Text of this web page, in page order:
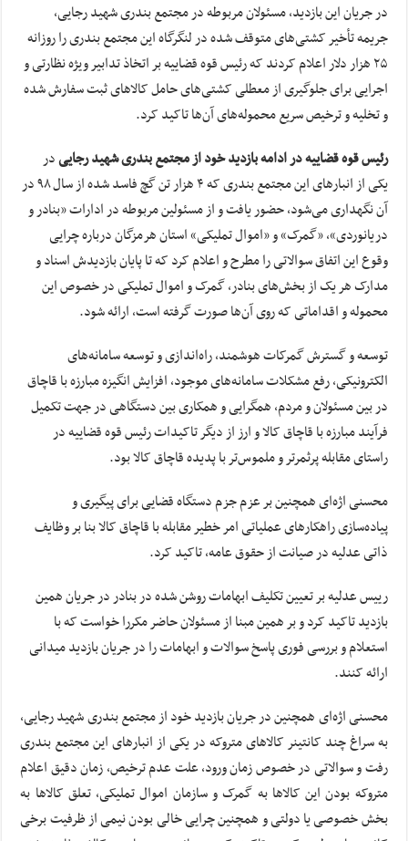
در جریان این بازدید، مسئولان مربوطه در مجتمع بندری شهید رجایی،
جریمه تأخیر کشتی‌های متوقف شده در لنگرگاه این مجتمع بندری را روزانه
۲۵ هزار دلار اعلام کردند که رئیس قوه قضاییه بر اتخاذ تدابیر ویژه نظارتی و
اجرایی برای جلوگیری از معطلی کشتی‌های حامل کالاهای ثبت سفارش شده
و تخلیه و ترخیص سریع محموله‌های آن‌ها تاکید کرد.
رئیس قوه قضاییه در ادامه بازدید خود از مجتمع بندری شهید رجاییدر
یکی از انبارهای این مجتمع بندری که ۴ هزار تن گچ فاسد شده از سال ۹۸ در
آن نگهداری می‌شود، حضور یافت و از مسئولین مربوطه در ادارات «بنادر و
دریانوردی»، «گمرک» و «اموال تملیکی» استان هرمزگان درباره چرایی
وقوع این اتفاق سوالاتی را مطرح و اعلام کرد که تا پایان بازدیدش اسناد و
مدارک هر یک از بخش‌های بنادر، گمرک و اموال تملیکی در خصوص این
محموله و اقداماتی که روی آن‌ها صورت گرفته است، ارائه شود.
توسعه و گسترش گمرکات هوشمند، راه‌اندازی و توسعه سامانه‌های
الکترونیکی، رفع مشکلات سامانه‌های موجود، افزایش انگیزه مبارزه با قاچاق
در بین مسئولان و مردم، همگرایی و همکاری بین دستگاهی در جهت تکمیل
فرآیند مبارزه با قاچاق کالا و ارز از دیگر تاکیدات رئیس قوه قضاییه در
راستای مقابله پرثمرتر و ملموس‌تر با پدیده قاچاق کالا بود.
محسنی اژه‌ای همچنین بر عزم جزم دستگاه قضایی برای پیگیری و
پیاده‌سازی راهکارهای عملیاتی امر خطیر مقابله با قاچاق کالا بنا بر وظایف
ذاتی عدلیه در صیانت از حقوق عامه، تاکید کرد.
رییس عدلیه بر تعیین تکلیف ابهامات روشن شده در بنادر در جریان همین
بازدید تاکید کرد و بر همین مبنا از مسئولان حاضر مکررا خواست که با
استعلام و بررسی فوری پاسخ سوالات و ابهامات را در جریان بازدید میدانی
ارائه کنند.
محسنی اژه‌ای همچنین در جریان بازدید خود از مجتمع بندری شهید رجایی،
به سراغ چند کانتینر کالاهای متروکه در یکی از انبارهای این مجتمع بندری
رفت و سوالاتی در خصوص زمان ورود، علت عدم ترخیص، زمان دقیق اعلام
متروکه بودن این کالاها به گمرک و سازمان اموال تملیکی، تعلق کالاها به
بخش خصوصی یا دولتی و همچنین چرایی خالی بودن نیمی از ظرفیت برخی